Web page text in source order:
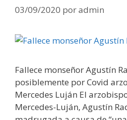
03/09/2020 poradmin
Fallece monseñor Agustín
posiblemente por Covid
Mercedes Luján El
Mercedes-Luján, Agustín